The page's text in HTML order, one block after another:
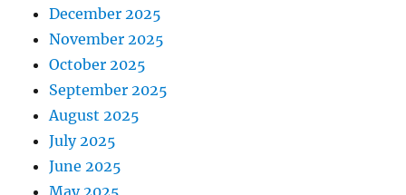
December 2025
November 2025
October 2025
September 2025
August 2025
July 2025
June 2025